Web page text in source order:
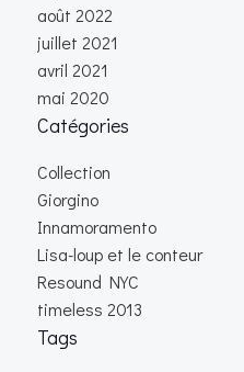
août 2022
juillet 2021
avril 2021
mai 2020
Catégories
Collection
Giorgino
Innamoramento
Lisa-loup et le conteur
Resound NYC
timeless 2013
Tags